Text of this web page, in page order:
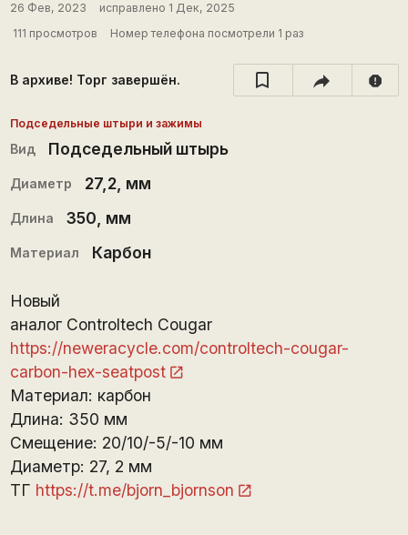
26 Фев, 2023
исправлено 1 Дек, 2025
111 просмотров
Номер телефона посмотрели 1 раз
В архиве! Торг завершён. report
Подседельные штыри и зажимы
Вид Подседельный штырь
Диаметр 27,2, мм
Длина 350 , мм
Материал Карбон
Новый
аналог Controltech Cougar
https://neweracycle.com/controltech-cougar-
carbon-hex-seatpost
Материал: карбон
Длина: 350 мм
Смещение: 20/10/-5/-10 мм
Диаметр: 27, 2 мм
ТГ https://t.me/bjorn_bjornson